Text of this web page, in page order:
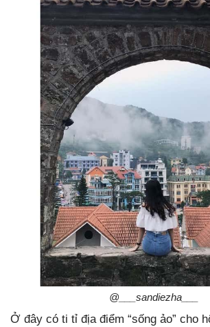
@___sandiezha___
Ở đây có ti tỉ địa điểm “sống ảo” cho